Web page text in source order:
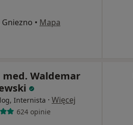
Gniezno • Mapa
med. Waldemar
Internista · Więcej
624 opinie